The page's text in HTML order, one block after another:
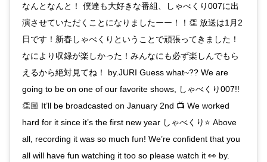
なんとなんと！ 僕達も大好きな番組、しゃべくり007に出
演させていただくことになりましたーー！！👏 放送は1月2
日です！新春しゃべくりということで頑張ってきました！
なにより収録が楽しかった！みんなにも必ず楽しんでもら
えるから絶対見てね！ by.JURI Guess what~?? We are
going to be on one of our favorite shows, しゃべくり007!!
👏🏼 It’ll be broadcasted on January 2nd 📺 We worked
hard for it since it’s the first new year しゃべくり⭐️ Above
all, recording it was so much fun! We’re confident that you
all will have fun watching it too so please watch it 👀 by.